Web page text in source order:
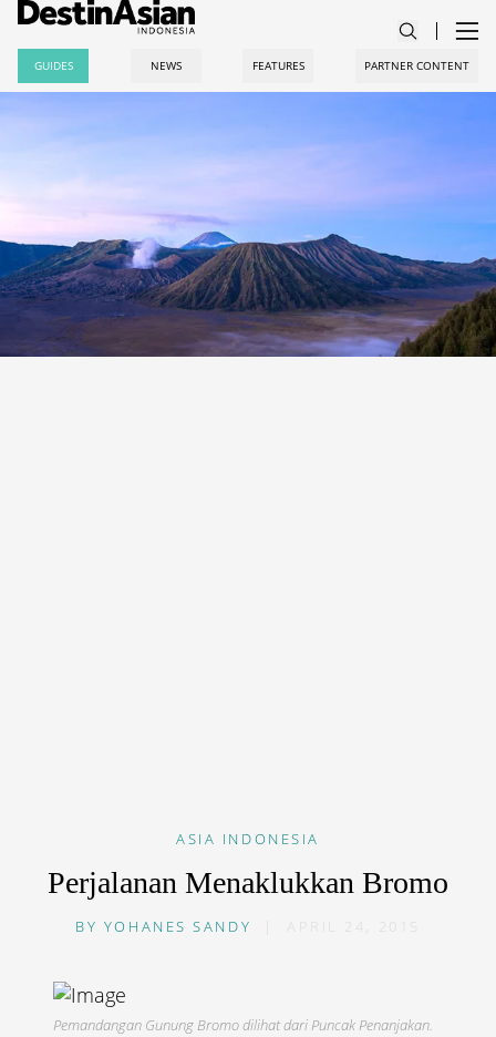
GUIDES NEWS FEATURES PARTNER CONTENT
ASIA INDONESIA
Perjalanan Menaklukkan Bromo
BY YOHANES SANDY APRIL 24, 2015
Pemandangan Gunung Bromo dilihat dari Puncak Penanjakan.